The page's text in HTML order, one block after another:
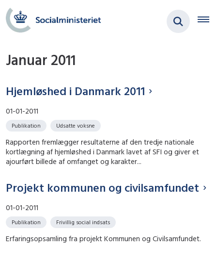
Januar 2011
Hjemløshed i Danmark 2011
01-01-2011
Publikation Udsatte voksne
Rapporten fremlægger resultaterne af den tredje nationale
kortlægning af hjemløshed i Danmark lavet af SFI og giver et
ajourført billede af omfanget og karakter...
Projekt kommunen og civilsamfundet
01-01-2011
Publikation Frivillig social indsats
Erfaringsopsamling fra projekt Kommunen og Civilsamfundet.